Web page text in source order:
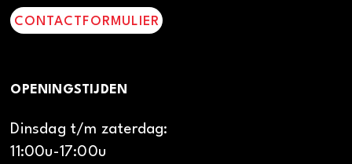
CONTACTFORMULIER
OPENINGSTIJDEN
Dinsdag t/m zaterdag:
11:00u-17:00u